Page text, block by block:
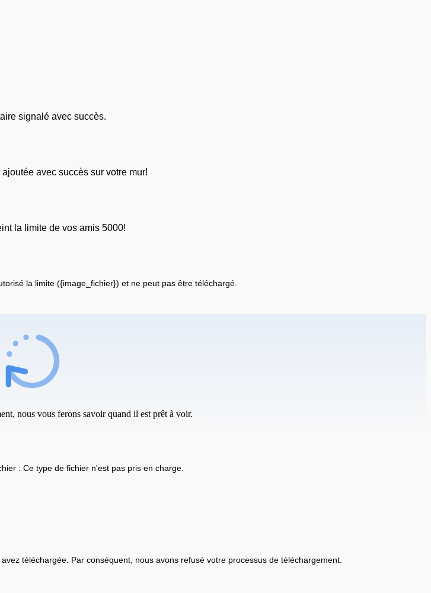
signalé avec succès.
avec succès sur votre mur!
la limite de vos amis 5000!
la limite ({image_fichier}) et ne peut pas être téléchargé.
nous vous ferons savoir quand il est prêt à voir.
: Ce type de fichier n'est pas pris en charge.
téléchargée. Par conséquent, nous avons refusé votre processus de téléchargement.